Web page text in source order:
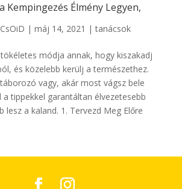
Kempingezés Élmény Legyen,
| máj 14, 2021 |tanácsok
módja annak, hogy kiszakadj
és közelebb kerülj a természethez.
vagy, akár most vágsz bele
a tippekkel garantáltan élvezetesebb
lesz a kaland. 1. Tervezd Meg Előre